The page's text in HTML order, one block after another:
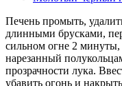
Печень промыть,
длинными брусками,
сильном огне 2 минуты,
нарезанный
прозрачности лука.
убавить огонь и